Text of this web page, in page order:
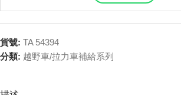
貨號: TA 54394
分類: 越野車/拉力車補給系列